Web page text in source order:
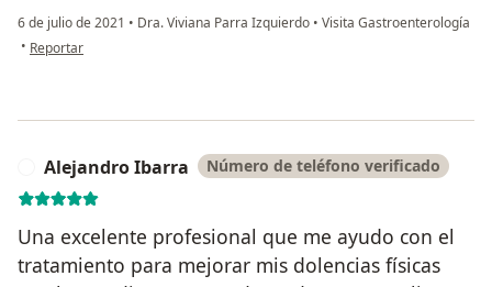
6 de julio de 2021 • Dra. Viviana Parra Izquierdo • Visita Gastroenterología
• en opinión del usuario José R Botello M.
Reportar
Alejandro Ibarra Número de teléfono verificado
Una excelente profesional que me ayudo con el
tratamiento para mejorar mis dolencias físicas